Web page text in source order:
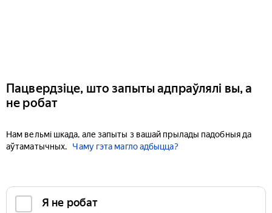
Пацвердзіце, што запыты адпраўлялі вы, а
не робат
Нам вельмі шкада, але запыты з вашай прылады падобныя да
аўтаматычных.
Чаму гэта магло адбыцца?
Я не робат